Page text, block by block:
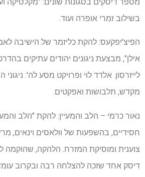
בשילוב זמרי אופרה ועוד.
הפיצ'יפקעס: להקת כליזמר של הישיבה
אילן", מבצעת ניגונים יהודים עתיקים
לייזרסון. אלדד לוי ופרויקט מסע לה':
מקדש, תלבושות ואפקטים.
נאור כרמי – הלב והמעיין: להקת "הלב
חסידיים, בהשפעות של וולאסים וינאים,
צוענית ומוסיקת המזרח. הלהקה, שהוקמה
דיסק אחד שזכה להצלחה רבה ובקרוב